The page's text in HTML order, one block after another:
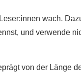
wach.
und verwende
von der Länge